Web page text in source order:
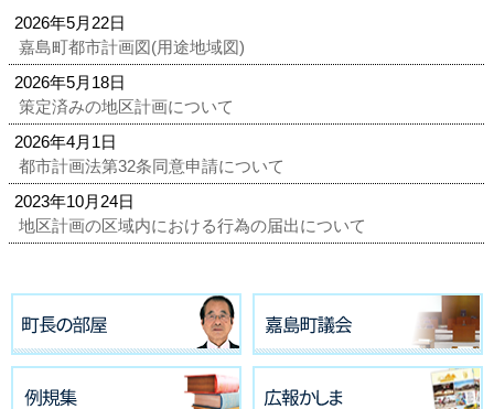
2026年5月22日
嘉島町都市計画図(用途地域図)
2026年5月18日
策定済みの地区計画について
2026年4月1日
都市計画法第32条同意申請について
2023年10月24日
地区計画の区域内における行為の届出について